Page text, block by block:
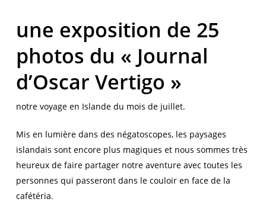
une exposition de 25
photos du « Journal
d’Oscar Vertigo »
notre voyage en Islande du mois de juillet.
Mis en lumière dans des négatoscopes, les paysages
islandais sont encore plus magiques et nous sommes très
heureux de faire partager notre aventure avec toutes les
personnes qui passeront dans le couloir en face de la
cafétéria.